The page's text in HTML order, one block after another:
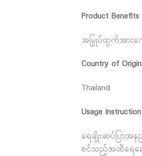
Product Benefits
အမြှုပ်ထွက်အားကေ
Country of Origin
Thailand
Usage Instruction
ရေချိုးဆပ်ပြာ
စင်သည့်အထိရေဆေ